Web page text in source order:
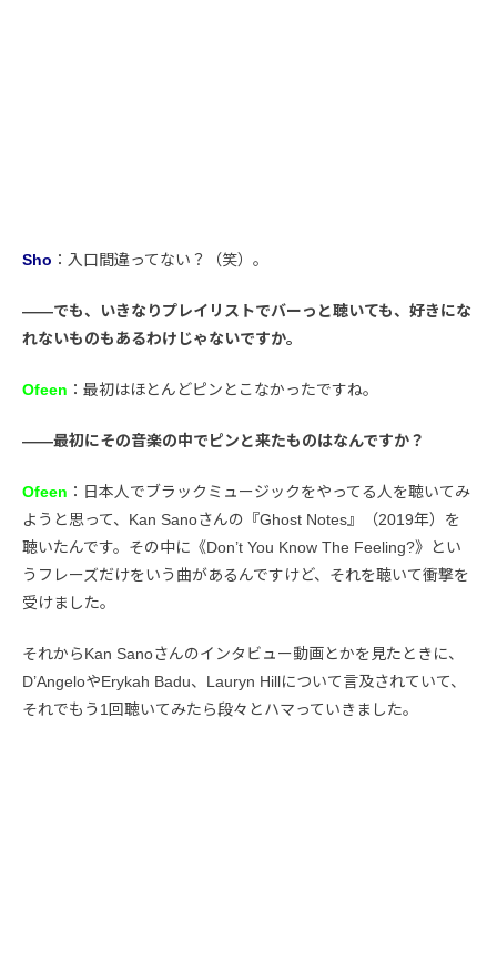
Sho ：入口間違ってない？（笑）。
――でも、いきなりプレイリストでバーっと聴いても、好きにな
れないものもあるわけじゃないですか。
Ofeen ：最初はほとんどピンとこなかったですね。
――最初にその音楽の中でピンと来たものはなんですか？
Ofeen ：日本人でブラックミュージックをやってる人を聴いてみ
ようと思って、Kan Sanoさんの『Ghost Notes』（2019年）を
聴いたんです。その中に《Don’t You Know The Feeling?》とい
うフレーズだけをいう曲があるんですけど、それを聴いて衝撃を
受けました。
それからKan Sanoさんのインタビュー動画とかを見たときに、
D’AngeloやErykah Badu、Lauryn Hillについて言及されていて、
それでもう1回聴いてみたら段々とハマっていきました。